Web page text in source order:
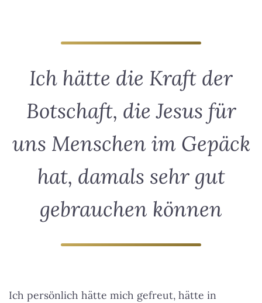
Ich hätte die Kraft der
Botschaft, die Jesus für
uns Menschen im Gepäck
hat, damals sehr gut
gebrauchen können
Ich persönlich hätte mich gefreut, hätte in